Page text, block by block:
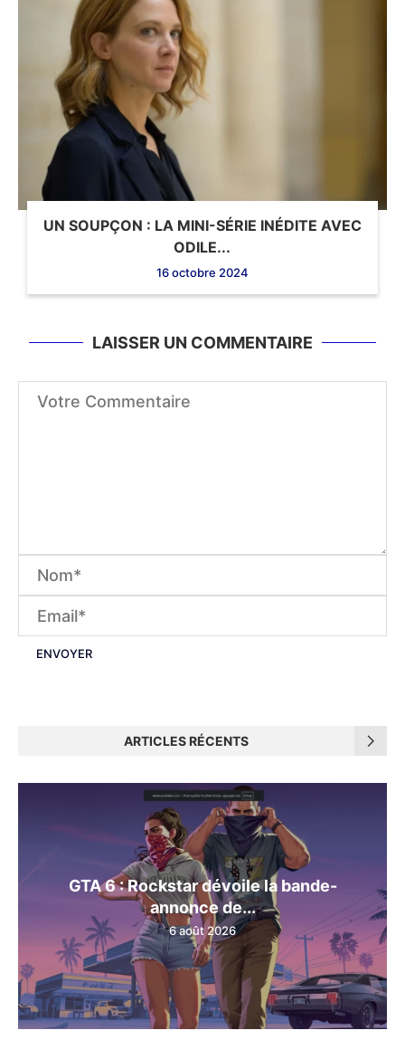
UN SOUPÇON : LA MINI-SÉRIE INÉDITE AVEC
ODILE...
16 octobre 2024
LAISSER UN COMMENTAIRE
ARTICLES RÉCENTS
GTA 6 : Rockstar dévoile la bande-
annonce de...
6 août 2026